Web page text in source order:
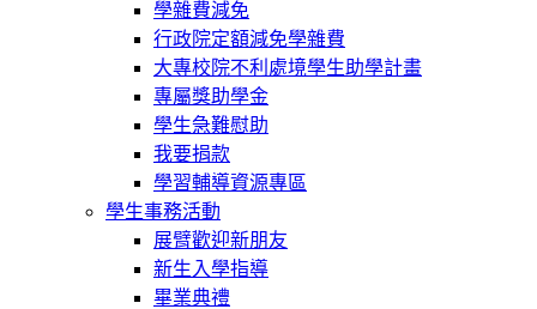
學雜費減免
行政院定額減免學雜費
大專校院不利處境學生助學計畫
專屬獎助學金
學生急難慰助
我要捐款
學習輔導資源專區
學生事務活動
展臂歡迎新朋友
新生入學指導
畢業典禮